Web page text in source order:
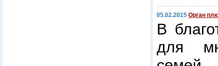
05.02.2015 Орган
В
для